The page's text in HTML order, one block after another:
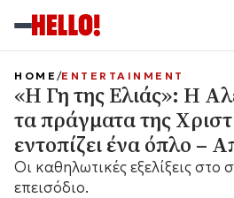
HOME ENTERTAINMENT
«Η Γη της Ελιάς»: Η
τα πράγματα της
εντοπίζει ένα όπλο –
Οι καθηλωτικές εξελίξεις στο
επεισόδιο.